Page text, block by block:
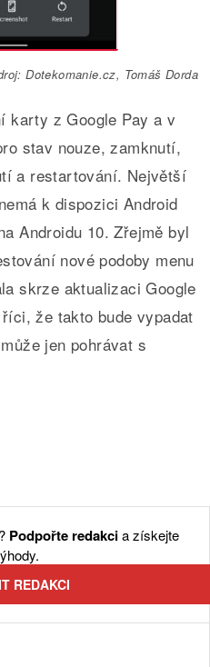
Dotekomanie.cz, Tomáš Dorda
karty z Google Pay a v
stav nouze, zamknutí,
a restartování. Největší
k dispozici Android
Androidu 10. Zřejmě byl
nové podoby menu
skrze aktualizaci Google
že takto bude vypadat
jen pohrávat s
Podpořte redakcia získejte
REDAKCI